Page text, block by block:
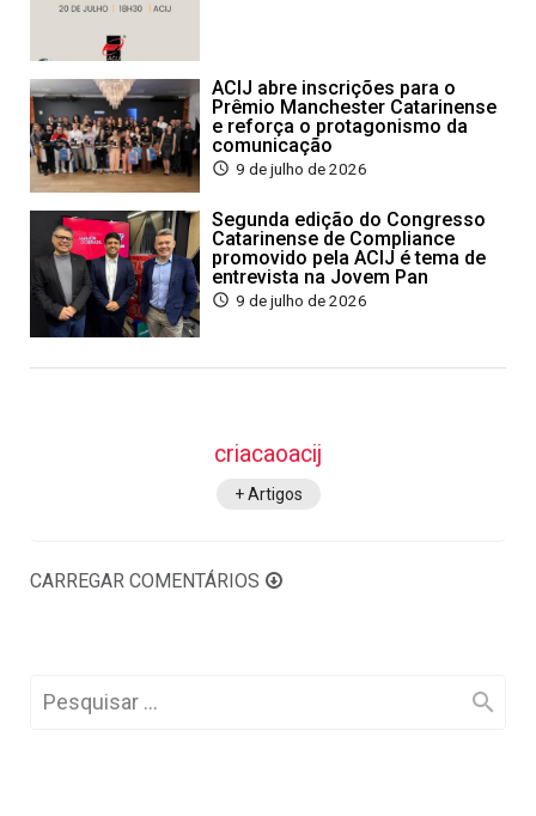
ACIJ abre inscrições para o
Prêmio Manchester Catarinense
e reforça o protagonismo da
comunicação
9 de julho de 2026
Segunda edição do Congresso
Catarinense de Compliance
promovido pela ACIJ é tema de
entrevista na Jovem Pan
9 de julho de 2026
criacaoacij
+ Artigos
CARREGAR COMENTÁRIOS